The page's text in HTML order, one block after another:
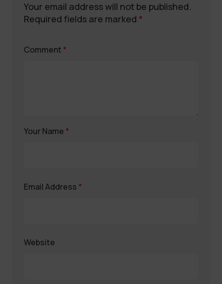
Your email address will not be published.
Required fields are marked *
Comment *
Your Name *
Email Address *
Website